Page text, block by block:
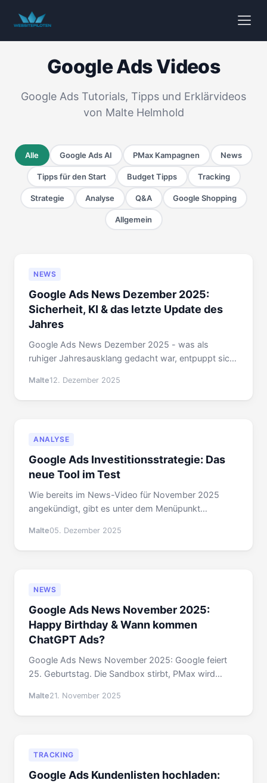
Google Ads Videos
Google Ads Tutorials, Tipps und Erklärvideos
von Malte Helmhold
Alle Google Ads AI PMax Kampagnen News
Tipps für den Start Budget Tipps Tracking
Strategie Analyse Q&A Google Shopping
Allgemein
NEWS
Google Ads News Dezember 2025:
Sicherheit, KI & das letzte Update des
Jahres
Google Ads News Dezember 2025 - was als
ruhiger Jahresausklang gedacht war, entpuppt sich
Sicherheitswarnungen und spannender KI-
Diskussionen.
Malte12. Dezember 2025
ANALYSE
Google Ads Investitionsstrategie: Das
neue Tool im Test
Wie bereits im News-Video für November 2025
angekündigt, gibt es unter dem Menüpunkt
Investitionsstrategie.
Malte05. Dezember 2025
NEWS
Google Ads News November 2025:
Happy Birthday & Wann kommen
ChatGPT Ads?
Google Ads News November 2025: Google feiert
25. Geburtstag. Die Sandbox stirbt, PMax wird
Malte21. November 2025
TRACKING
Google Ads Kundenlisten hochladen: